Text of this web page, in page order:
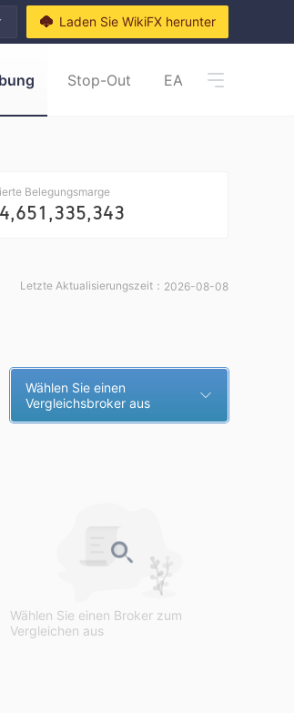
Laden Sie WikiFX herunter
Stop-Out EA
Belegungsmarge
4,651,335,343
Letzte Aktualisierungszeit： 2026-08-08
Wählen Sie einen
Vergleichsbroker aus
Wählen Sie einen Broker zum
Vergleichen aus